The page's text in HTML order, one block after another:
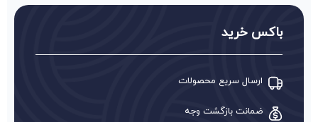
باکس خرید
ارسال سریع محصولات
ضمانت بازگشت وجه